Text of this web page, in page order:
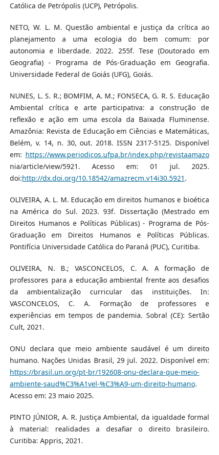
Católica de Petrópolis (UCP), Petrópolis.
NETO, W. L. M. Questão ambiental e justiça da crítica ao
planejamento a uma ecologia do bem comum: por
autonomia e liberdade. 2022. 255f. Tese (Doutorado em
Geografia) - Programa de Pós-Graduação em Geografia.
Universidade Federal de Goiás (UFG), Goiás.
NUNES, L. S. R.; BOMFIM, A. M.; FONSECA, G. R. S. Educação
Ambiental crítica e arte participativa: a construção de
reflexão e ação em uma escola da Baixada Fluminense.
Amazônia: Revista de Educação em Ciências e Matemáticas,
Belém, v. 14, n. 30, out. 2018. ISSN 2317-5125. Disponível
em: https://www.periodicos.ufpa.br/index.php/revistaamazo
nia/article/view/5921. Acesso em: 01 jul. 2025.
doi:http://dx.doi.org/10.18542/amazrecm.v14i30.5921 .
OLIVEIRA, A. L. M. Educação em direitos humanos e bioética
na América do Sul. 2023. 93f. Dissertação (Mestrado em
Direitos Humanos e Políticas Públicas) - Programa de Pós-
Graduação em Direitos Humanos e Políticas Públicas.
Pontifícia Universidade Católica do Paraná (PUC), Curitiba.
OLIVEIRA, N. B.; VASCONCELOS, C. A. A formação de
professores para a educação ambiental frente aos desafios
da ambientalização curricular das instituições. In:
VASCONCELOS, C. A. Formação de professores e
experiências em tempos de pandemia. Sobral (CE): Sertão
Cult, 2021.
ONU declara que meio ambiente saudável é um direito
humano. Nações Unidas Brasil, 29 jul. 2022. Disponível em:
https://brasil.un.org/pt-br/192608-onu-declara-que-meio-
ambiente-saud%C3%A1vel-%C3%A9-um-direito-humano.
Acesso em: 23 maio 2025.
PINTO JÚNIOR, A. R. Justiça Ambiental, da igualdade formal
à material: realidades a desafiar o direito brasileiro.
Curitiba: Appris, 2021.